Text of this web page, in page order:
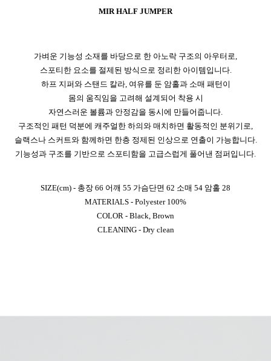
MIR HALF JUMPER
가벼운 기능성 소재를 바당으로 한 아노락 구조의 아우터로,
스포티한 요소를 절제된 방식으로 정리한 아이템입니다.
하프 지퍼와 스탠드 칼라, 여유를 둔 암홀과 소매 패턴이
몸의 움직임을 고려해 설계되어 착용 시
자연스러운 볼륨과 안정감을 동시에 만들어줍니다.
구조적인 패턴 덕분에 캐주얼한 하의와 매치하면 활동적인 분위기로,
슬랙스나 스커트와 함께하면 한층 정제된 인상으로 연출이 가능합니다.
기능성과 구조를 기반으로 스포티함을 고급스럽게 풀어낸 점퍼입니다.
SIZE(cm) - 총장 66 어깨 55 가슴단면 62 소매 54 암홀 28
MATERIALS - Polyester 100%
COLOR - Black, Brown
CLEANING - Dry clean